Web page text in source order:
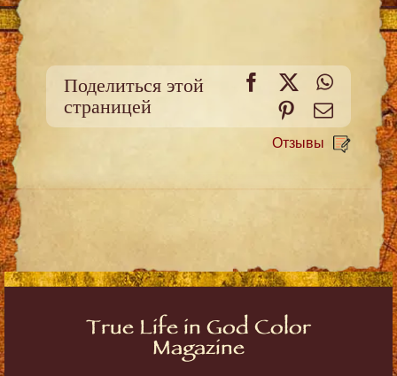
Поделиться этой
страницей
Facebook
X
Pinterest
Email
Отзывы
True Life in God Color
Magazine